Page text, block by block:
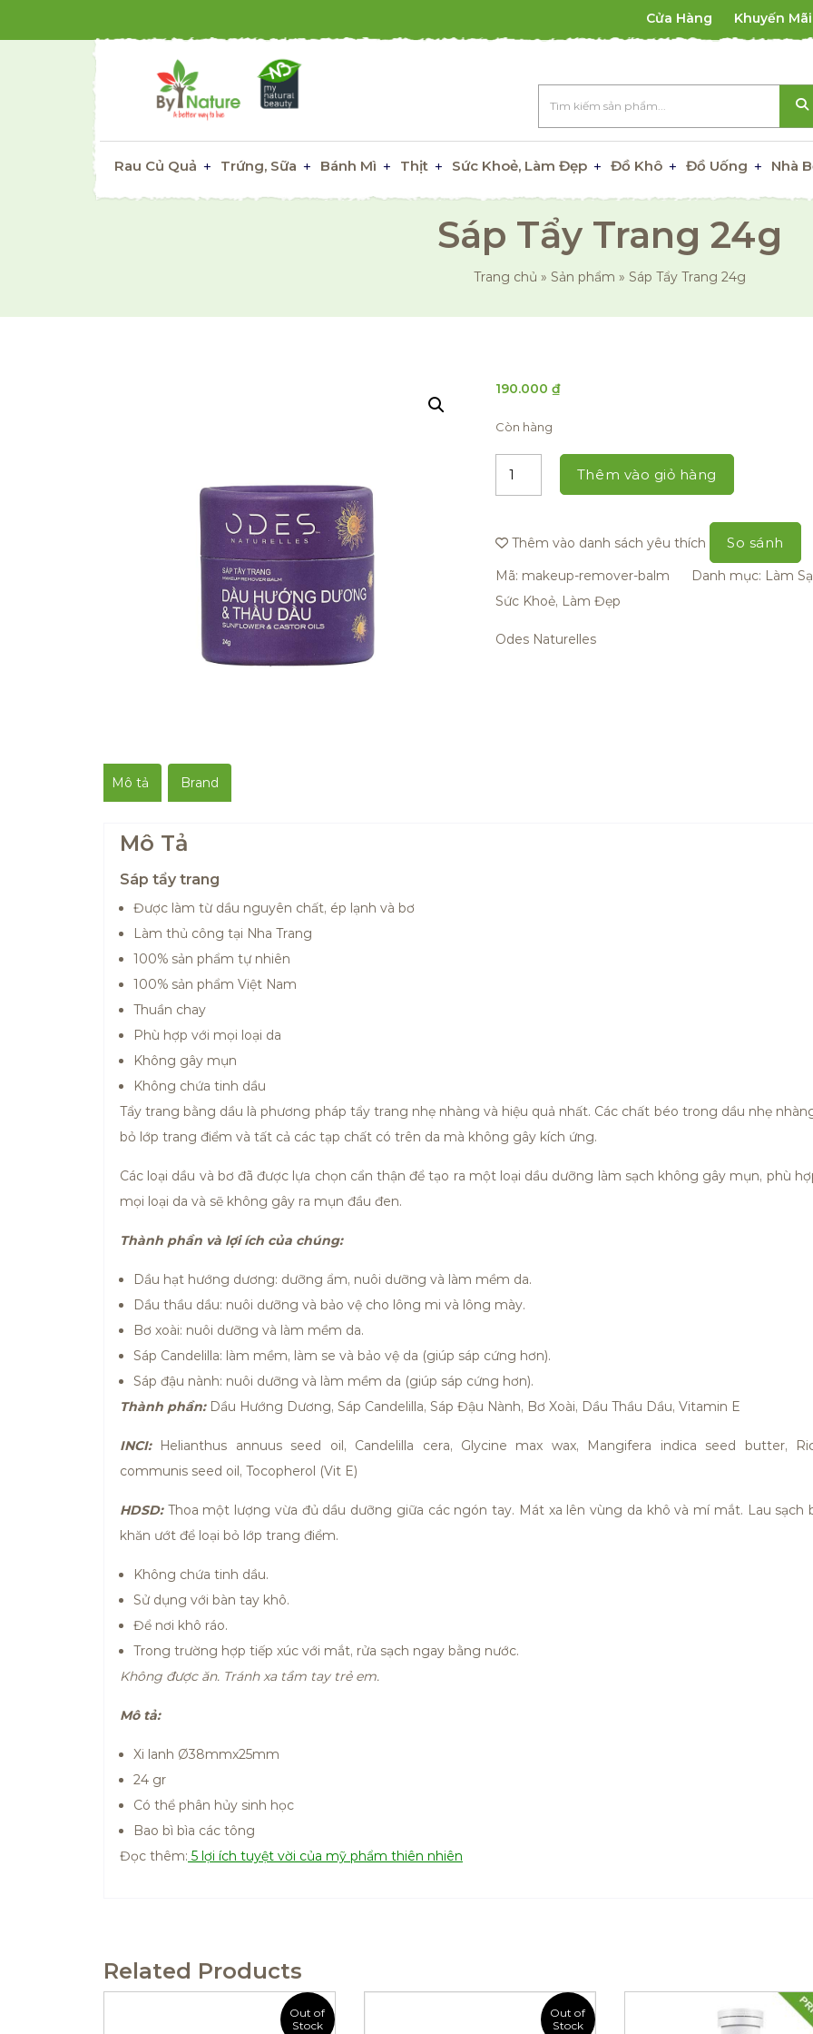
Cửa Hàng Khuyến Mãi
Rau Củ Quả Trứng, Sữa Bánh Mì Thịt Sức Khoẻ, Làm Đẹp Đồ Khô Đồ Uống Nhà
Sáp Tẩy Trang 24g
Trang chủ » Sản phẩm » Sáp Tẩy Trang 24g
190.000₫
Còn hàng
Thêm vào giỏ hàng
Thêm vào danh sách yêu thích So sánh
Mã: makeup-remover-balm Danh mục: Làm
Sức Khoẻ, Làm Đẹp
Odes Naturelles
Mô tả Brand
Mô Tả
Sáp tẩy trang
Được làm từ dầu nguyên chất, ép lạnh và bơ
Làm thủ công tại Nha Trang
100% sản phẩm tự nhiên
100% sản phẩm Việt Nam
Thuần chay
Phù hợp với mọi loại da
Không gây mụn
Không chứa tinh dầu
Tẩy trang bằng dầu là phương pháp tẩy trang nhẹ nhàng và hiệu quả nhất. Các chất béo trong dầu nhẹ
bỏ lớp trang điểm và tất cả các tạp chất có trên da mà không gây kích ứng.
Các loại dầu và bơ đã được lựa chọn cẩn thận để tạo ra một loại dầu dưỡng làm sạch không gây mụn, phù
mọi loại da và sẽ không gây ra mụn đầu đen.
Thành phần và lợi ích của chúng:
Dầu hạt hướng dương: dưỡng ẩm, nuôi dưỡng và làm mềm da.
Dầu thầu dầu: nuôi dưỡng và bảo vệ cho lông mi và lông mày.
Bơ xoài: nuôi dưỡng và làm mềm da.
Sáp Candelilla: làm mềm, làm se và bảo vệ da (giúp sáp cứng hơn).
Sáp đậu nành: nuôi dưỡng và làm mềm da (giúp sáp cứng hơn).
Thành phần:Dầu Hướng Dương, Sáp Candelilla, Sáp Đậu Nành, Bơ Xoài, Dầu Thầu Dầu, Vitamin E
INCI:Helianthus annuus seed oil, Candelilla cera, Glycine max wax, Mangifera indica seed butter,
communis seed oil, Tocopherol (Vit E)
HDSD: Thoa một lượng vừa đủ dầu dưỡng giữa các ngón tay. Mát xa lên vùng da khô và mí mắt. Lau sạch
khăn ướt để loại bỏ lớp trang điểm.
Không chứa tinh dầu.
Sử dụng với bàn tay khô.
Để nơi khô ráo.
Trong trường hợp tiếp xúc với mắt, rửa sạch ngay bằng nước.
Không được ăn. Tránh xa tầm tay trẻ em.
Mô tả:
Xi lanh Ø38mmx25mm
24 gr
Có thể phân hủy sinh học
Bao bì bìa các tông
Đọc thêm: 5 lợi ích tuyệt vời của mỹ phẩm thiên nhiên
Related Products
Out of
Stock
Out of
Stock